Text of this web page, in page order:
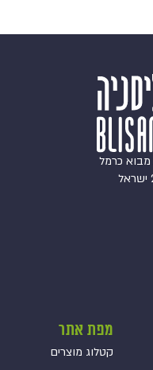
מפת אתר
קטלוג מוצרים